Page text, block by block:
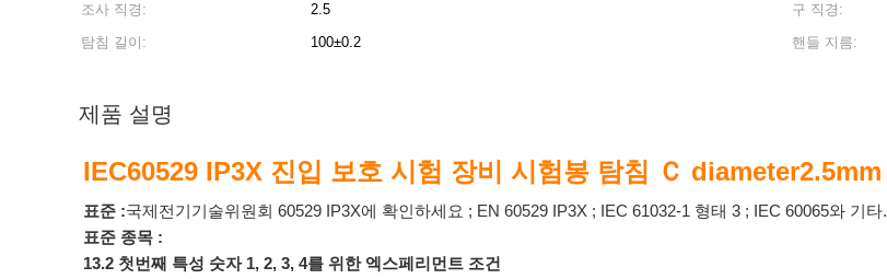
조사 직경:
2.5 구 직경:
탐침 길이:
100±0.2 핸들 지름:
제품 설명
IEC60529 IP3X 진입 보호 시험 장비 시험봉 탐침 Ｃ diameter2.5mm
표준 :국제전기기술위원회 60529 IP3X에 확인하세요 ; EN 60529 IP3X ; IEC 61032-1 형태 3 ; IEC 60065와 기타.
표준 종목 :
13.2 첫번째 특성 숫자 1, 2, 3, 4를 위한 엑스페리먼트 조건